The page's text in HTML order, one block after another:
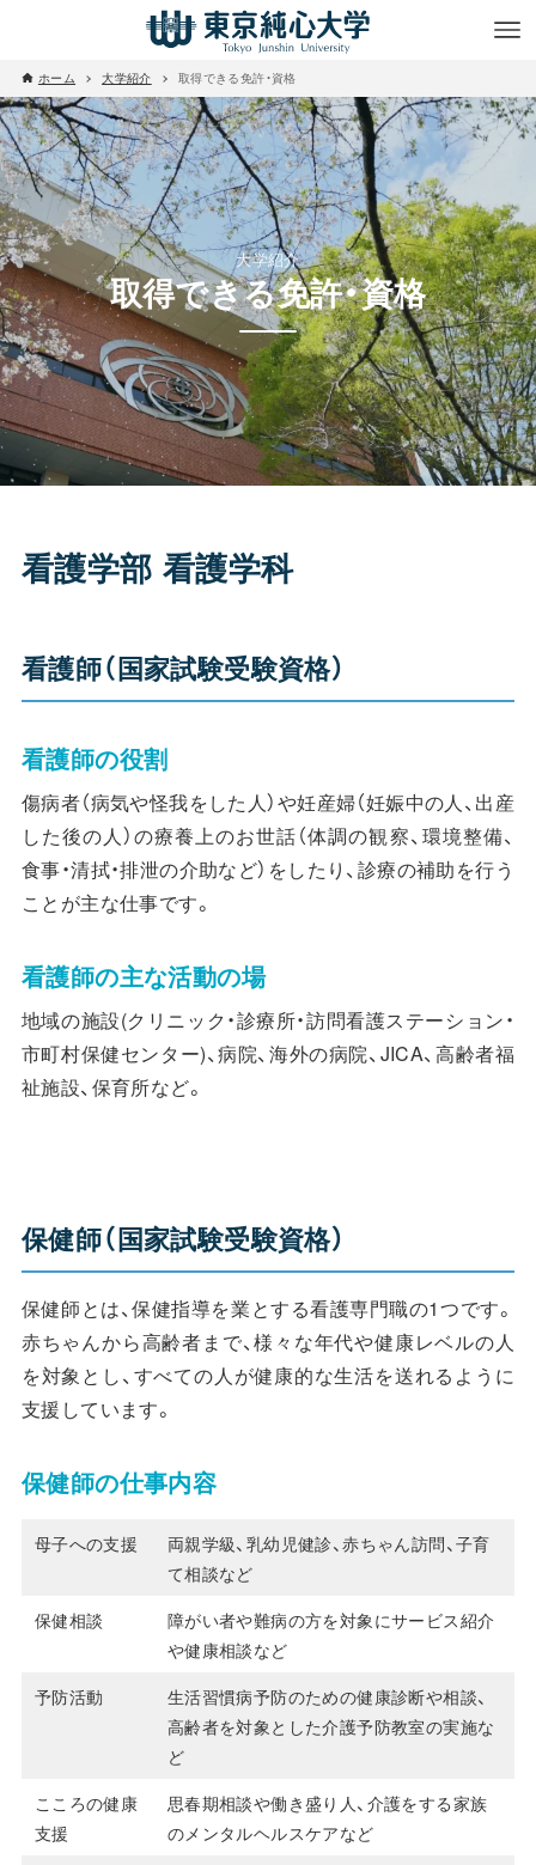
ホーム 大学紹介 取得できる免許・資格
大学紹介
取得できる免許・資格
看護学部 看護学科
看護師（国家試験受験資格）
看護師の役割
傷病者（病気や怪我をした人）や妊産婦（妊娠中の人、出産
した後の人）の療養上のお世話（体調の観察、環境整備、
食事・清拭・排泄の介助など）をしたり、診療の補助を行う
ことが主な仕事です。
看護師の主な活動の場
地域の施設(クリニック・診療所・訪問看護ステーション・
市町村保健センター)、病院、海外の病院、JICA、高齢者福
祉施設、保育所など。
保健師（国家試験受験資格）
保健師とは、保健指導を業とする看護専門職の1つです。
赤ちゃんから高齢者まで、様々な年代や健康レベルの人
を対象とし、すべての人が健康的な生活を送れるように
支援しています。
保健師の仕事内容
母子への支援
両親学級、乳幼児健診、赤ちゃん訪問、子育
て相談など
保健相談
障がい者や難病の方を対象にサービス紹介
や健康相談など
予防活動
生活習慣病予防のための健康診断や相談、
高齢者を対象とした介護予防教室の実施な
ど
こころの健康
支援
思春期相談や働き盛り人、介護をする家族
のメンタルヘルスケアなど